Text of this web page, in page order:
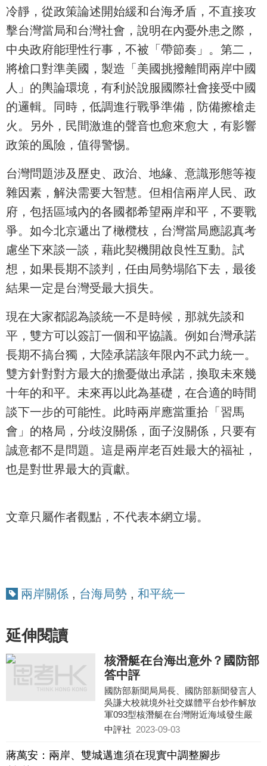
冷靜，從政策論述開始緩和台海矛盾，不直接攻
擊台灣當局和台灣社會，說明在內憂外患之際，
中央政府能理性行事，不被「帶節奏」。第二，
將槍口對準美國，製造「美國挑撥離間兩岸中國
人」的輿論環境，有利於說服國際社會接受中國
的邏輯。同時，低調進行戰爭準備，防備擦槍走
火。另外，民間激進的聲音也愈來愈大，有影響
政策的風險，值得警惕。
台灣問題涉及歷史、政治、地緣、意識形態等複
雜因素，解決需要大智慧。但相信兩岸人民、政
府，包括區域內的各國都希望兩岸和平，不要戰
爭。如今北京遞出了橄欖枝，台灣當局應認真考
慮坐下來談一談，藉此契機開啟良性互動。試
想，如果長期不談判，任由局勢塌陷下去，最後
結果一定是台灣受最大損失。
現在大家都認為談統一不是時候，那就先談和
平，雙方可以簽訂一個和平協議。例如台灣承諾
長期不搞台獨，大陸承諾該年限內不武力統一。
雙方針對對方最大的擔憂做出承諾，換取未來幾
十年的和平。未來再以此為基礎，在合適的時間
談下一步的可能性。此時兩岸應當重拾「習馬
會」的格局，分歧沒關係，面子沒關係，只要有
誠意都不是問題。這是兩岸老百姓最大的福祉，
也是對世界最大的貢獻。
文章只屬作者觀點，不代表本網立場。
兩岸關係 , 台海局勢 , 和平統一
延伸閱讀
核潛艇在台海出意外？國防部
答中評
國防部新聞局局長、國防部新聞發言人
吳謙大校就境外社交媒體平台炒作解放
軍093型核潛艇在台灣附近海域發生嚴
重意外一事回應中評社記者提問指出，
中評社 2023-09-03
蔣萬安：兩岸、雙城邁進須在現實中調整腳步